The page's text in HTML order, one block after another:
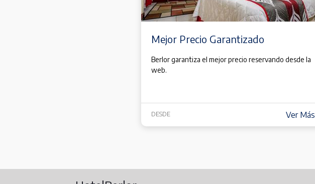
Mejor Precio Garantizado
Berlor garantiza el mejor precio reservando desde la
web.
DESDE Ver Más